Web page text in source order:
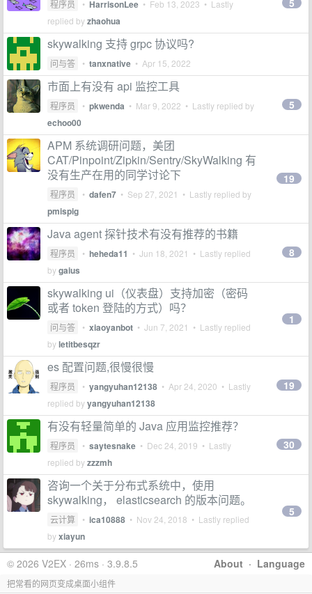
程序员 • HarrisonLee • Feb 13, 2023 • Lastly
replied byzhaohua
5
skywalking 支持 grpc 协议吗?
问与答 • tanxnative • Apr 15, 2022
市面上有没有 api 监控工具
程序员 • pkwenda • Mar 9, 2022 • Lastly replied by
echoo00
5
APM 系统调研问题，美团
CAT/Pinpoint/Zipkin/Sentry/SkyWalking 有
没有生产在用的同学讨论下
程序员 • dafen7 • Sep 27, 2021 • Lastly replied by
pmispig
19
Java agent 探针技术有没有推荐的书籍
程序员 • heheda11 • Jun 18, 2021 • Lastly replied
bygaius
8
skywalking ui（仪表盘）支持加密（密码
或者 token 登陆的方式）吗？
问与答 • xiaoyanbot • Jun 7, 2021 • Lastly replied
byletitbesqzr
1
es 配置问题,很慢很慢
程序员 • yangyuhan12138 • Apr 24, 2020 • Lastly
replied byyangyuhan12138
19
有没有轻量简单的 Java 应用监控推荐？
程序员 • saytesnake • Dec 24, 2019 • Lastly
replied byzzzmh
30
咨询一个关于分布式系统中，使用
skywalking， elasticsearch 的版本问题。
云计算 • ica10888 • Nov 24, 2018 • Lastly replied
byxiayun
5
About · Language
© 2026 V2EX · 26ms · 3.9.8.5
把常看的网页变成桌面小组件